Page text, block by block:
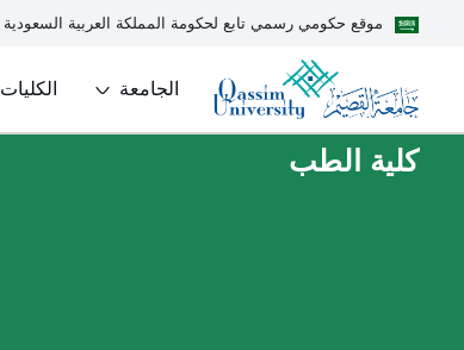
موقع حكومي رسمي تابع لحكومة المملكة العربية السعودية
الجامعة الكليات
كلية الطب